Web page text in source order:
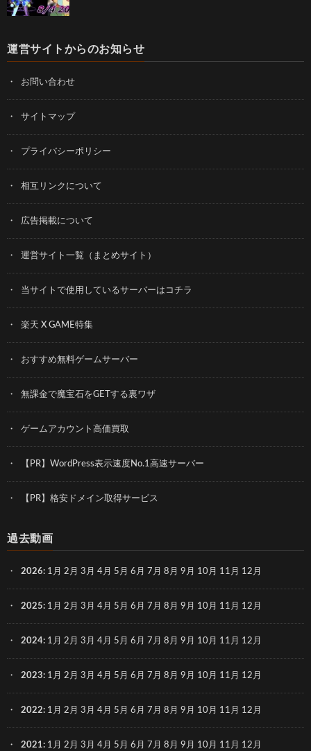
運営サイトからのお知らせ
お問い合わせ
サイトマップ
プライバシーポリシー
相互リンクについて
広告掲載について
運営サイト一覧（まとめサイト）
当サイトで使用しているサーバーはコチラ
楽天 X GAME特集
おすすめ無料ゲームサーバー
無課金で魔宝石をGETする裏ワザ
ゲームアカウント高価買取
【PR】WordPress表示速度No.1高速サーバー
【PR】格安ドメイン取得サービス
過去動画
2026: 1月 2月 3月 4月 5月 6月 7月 8月 9月 10月 11月 12月
2025: 1月 2月 3月 4月 5月 6月 7月 8月 9月 10月 11月 12月
2024: 1月 2月 3月 4月 5月 6月 7月 8月 9月 10月 11月 12月
2023: 1月 2月 3月 4月 5月 6月 7月 8月 9月 10月 11月 12月
2022: 1月 2月 3月 4月 5月 6月 7月 8月 9月 10月 11月 12月
2021: 1月 2月 3月 4月 5月 6月 7月 8月 9月 10月 11月 12月